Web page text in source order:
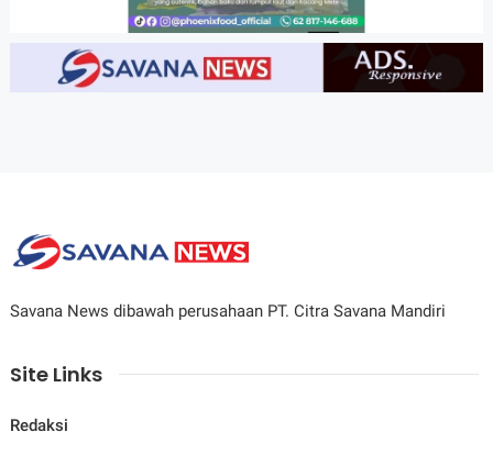
Savana News dibawah perusahaan PT. Citra Savana Mandiri
Site Links
Redaksi